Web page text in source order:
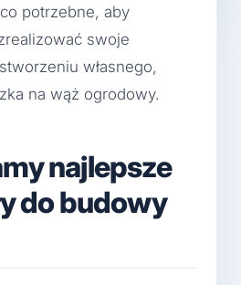
potrzebne, aby
swoje
własnego,
na wąż ogrodowy.
najlepsze
do budowy